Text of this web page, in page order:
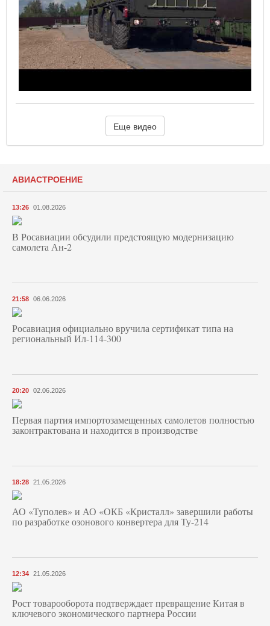
Еще видео
АВИАСТРОЕНИЕ
13:26 01.08.2026
В Росавиации обсудили предстоящую модернизацию
самолета Ан-2
21:58 06.06.2026
Росавиация официально вручила сертификат типа на
региональный Ил-114-300
20:20 02.06.2026
Первая партия импортозамещенных самолетов полностью
законтрактована и находится в производстве
18:28 21.05.2026
АО «Туполев» и АО «ОКБ «Кристалл» завершили работы
по разработке озонового конвертера для Ту-214
12:34 21.05.2026
Рост товарооборота подтверждает превращение Китая в
ключевого экономического партнера России